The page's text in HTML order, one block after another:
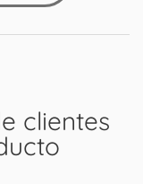
clientes